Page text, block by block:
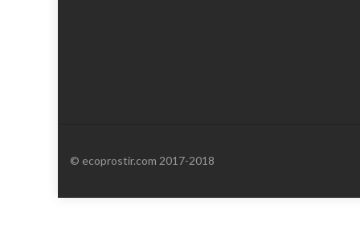
© ecoprostir.com 2017-2018